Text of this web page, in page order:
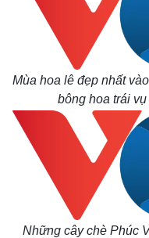
Bất động sản
Khởi nghiệp
Mùa hoa lê đẹp nhất
bông hoa trái
Những cây chè Phúc